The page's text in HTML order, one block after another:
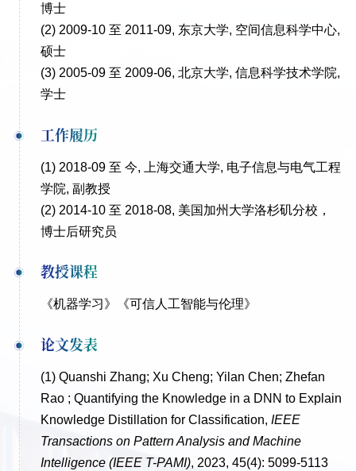
博士
(2) 2009-10 至 2011-09, 东京大学, 空间信息科学中心,
硕士
(3) 2005-09 至 2009-06, 北京大学, 信息科学技术学院,
学士
工作履历
(1) 2018-09 至 今, 上海交通大学, 电子信息与电气工程
学院, 副教授
(2) 2014-10 至 2018-08, 美国加州大学洛杉矶分校，
博士后研究员
教授课程
《机器学习》《可信人工智能与伦理》
论文发表
(1) Quanshi Zhang; Xu Cheng; Yilan Chen; Zhefan
Rao ; Quantifying the Knowledge in a DNN to Explain
Knowledge Distillation for Classification, IEEE
Transactions on Pattern Analysis andMachine
Intelligence (IEEE T-PAMI), 2023, 45(4): 5099-5113